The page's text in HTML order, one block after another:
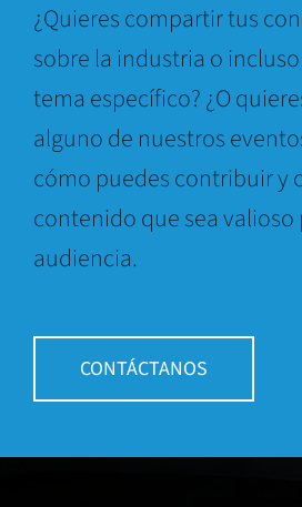
¿Quieres compartir tus
sobre la industria o
tema específico? ¿O
alguno de nuestros
cómo puedes contribuir y
contenido que sea valioso
audiencia.
CONTÁCTANOS